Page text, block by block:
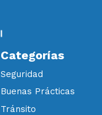
Categorías
Seguridad
Buenas Prácticas
Tránsito